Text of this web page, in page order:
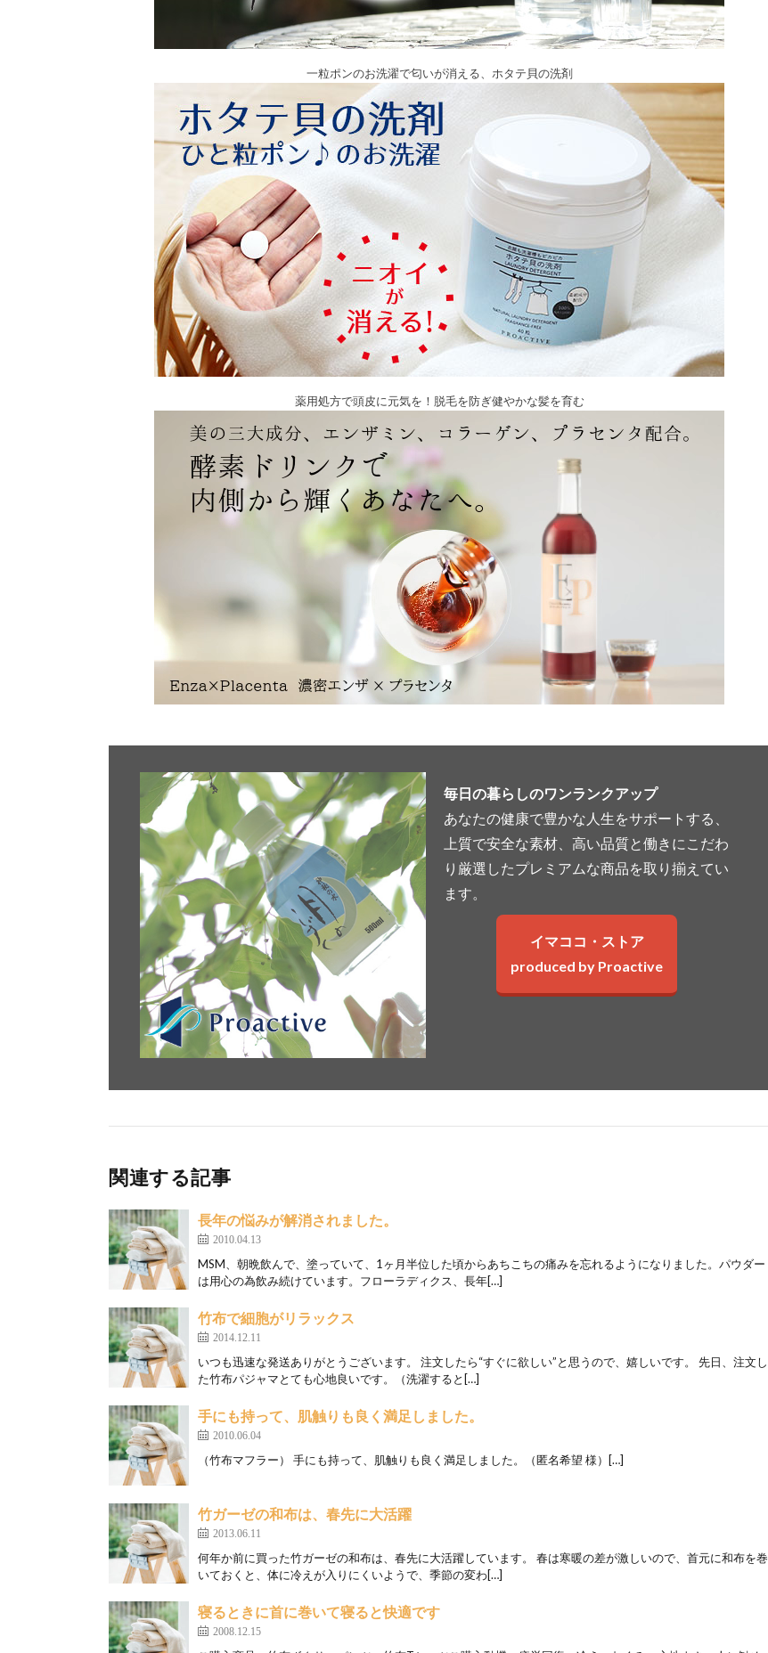
一粒ポンのお洗濯で匂いが消える、ホタテ貝の洗剤
薬用処方で頭皮に元気を！脱毛を防ぎ健やかな髪を育む
毎日の暮らしのワンランクアップ
あなたの健康で豊かな人生をサポートする、
上質で安全な素材、高い品質と働きにこだわ
り厳選したプレミアムな商品を取り揃えてい
ます。
イマココ・ストア
produced by Proactive
関連する記事
長年の悩みが解消されました。
2010.04.13
MSM、朝晩飲んで、塗っていて、1ヶ月半位した頃からあちこちの痛みを忘れるようになりました。パウダー
は用心の為飲み続けています。フローラディクス、長年[…]
竹布で細胞がリラックス
2014.12.11
いつも迅速な発送ありがとうございます。 注文したら“すぐに欲しい”と思うので、嬉しいです。 先日、注文し
た竹布パジャマとても心地良いです。（洗濯すると[…]
手にも持って、肌触りも良く満足しました。
2010.06.04
（竹布マフラー） 手にも持って、肌触りも良く満足しました。（匿名希望 様）[…]
竹ガーゼの和布は、春先に大活躍
2013.06.11
何年か前に買った竹ガーゼの和布は、春先に大活躍しています。 春は寒暖の差が激しいので、首元に和布を巻
いておくと、体に冷えが入りにくいようで、季節の変わ[…]
寝るときに首に巻いて寝ると快適です
2008.12.15